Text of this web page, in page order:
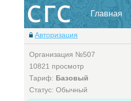
Главная
Авторизация
Организация №507
10821 просмотр
Тариф: Базовый
Статус: Обычный